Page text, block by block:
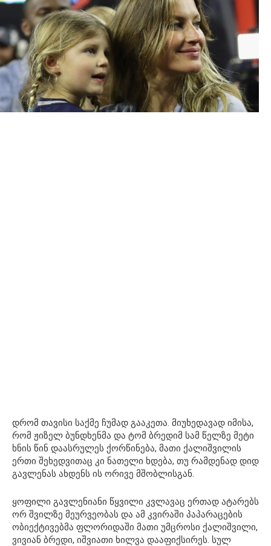
დრომ თავისი საქმე ჩუმად გააკეთა. მიუხედავად იმისა,
რომ ჟიზელ ბუნდხენმა და ტომ ბრედიმ სამ წელზე მეტი
ხნის წინ დაასრულეს ქორწინება, მათი ქალიშვილის
ერთი შეხედვითაც კი ნათელი ხდება, თუ რამდენად დიდ
გავლენას ახდენს ის ორივე მშობლისგან.
ყოფილი გავლენიანი წყვილი კვლავაც ერთად ატარებს
ორ შვილზე მეურვეობას და ამ კვირაში პაპარაცების
ობიექტივებმა ფლორიდაში მათი უმცროსი ქალიშვილი,
ვივიან ბრედი, იშვიათი ხილვა დააფიქსირეს. სულ